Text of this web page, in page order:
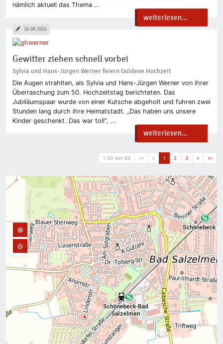
nämlich aktuell das Thema ...
weiterlesen...
Gewitter ziehen schnell vorbei
Sylvia und Hans-Jürgen Werner feiern Goldene Hochzeit
Die Augen strahlten, als Sylvia und Hans-Jürgen Werner von ihrer
Überraschung zum 50. Hochzeitstag berichteten. Das
Jubiläumspaar wurde von einer Kutsche abgeholt und fuhren zwei
Stunden lang durch ihre Heimatstadt. „Das haben uns unsere
Kinder geschenkt. Das war toll“, ...
weiterlesen...
16.08.2024
1-30 von 63 «« « 1 2 3 » »»